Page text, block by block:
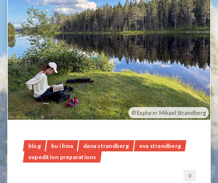
Explorer Mikael Strandberg
blog bu i lima dana strandberg
eva strandberg
expedition preparations
0